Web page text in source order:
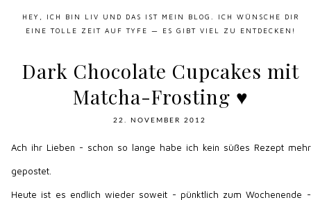
HEY, ICH BIN LIV UND DAS IST MEIN BLOG. ICH WÜNSCHE DIR
EINE TOLLE ZEIT AUF TYFE — ES GIBT VIEL ZU ENTDECKEN!
Dark Chocolate Cupcakes mit
Matcha-Frosting ♥
22. NOVEMBER 2012
Ach ihr Lieben - schon so lange habe ich kein süßes Rezept mehr
gepostet.
Heute ist es endlich wieder soweit - pünktlich zum Wochenende -